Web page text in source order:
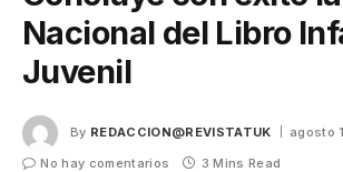
Nacional del Libro
Juvenil
By REDACCION@REVISTATUK
agosto
No hay comentarios
3 Mins Read